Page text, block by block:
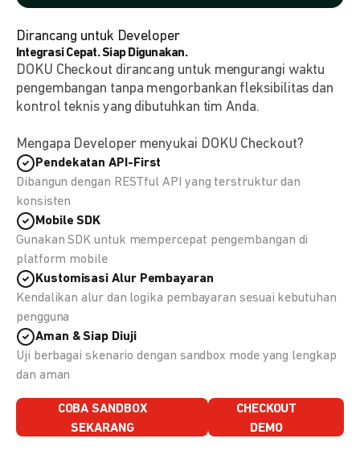
Dirancang untuk Developer
Integrasi Cepat. Siap Digunakan.
DOKU Checkout dirancang untuk mengurangi waktu
pengembangan tanpa mengorbankan fleksibilitas dan
kontrol teknis yang dibutuhkan tim Anda.
Mengapa Developer menyukai DOKU Checkout?
Pendekatan API-First
Dibangun dengan RESTful API yang terstruktur dan
konsisten
Mobile SDK
Gunakan SDK untuk mempercepat pengembangan di
platform mobile
Kustomisasi Alur Pembayaran
Kendalikan alur dan logika pembayaran sesuai kebutuhan
pengguna
Aman & Siap Diuji
Uji berbagai skenario dengan sandbox mode yang lengkap
dan aman
COBA SANDBOX
SEKARANG
CHECKOUT
DEMO